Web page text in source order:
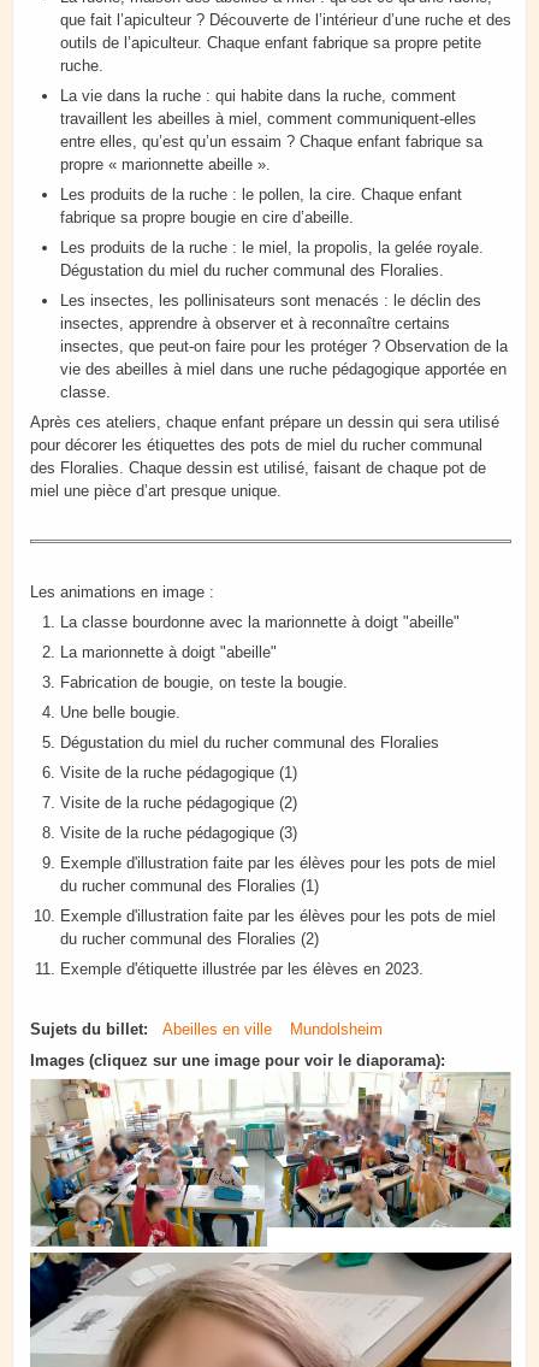
que fait l’apiculteur ? Découverte de l’intérieur d’une ruche et des
outils de l’apiculteur. Chaque enfant fabrique sa propre petite
ruche.
La vie dans la ruche : qui habite dans la ruche, comment
travaillent les abeilles à miel, comment communiquent-elles
entre elles, qu’est qu’un essaim ? Chaque enfant fabrique sa
propre « marionnette abeille ».
Les produits de la ruche : le pollen, la cire. Chaque enfant
fabrique sa propre bougie en cire d’abeille.
Les produits de la ruche : le miel, la propolis, la gelée royale.
Dégustation du miel du rucher communal des Floralies.
Les insectes, les pollinisateurs sont menacés : le déclin des
insectes, apprendre à observer et à reconnaître certains
insectes, que peut-on faire pour les protéger ? Observation de la
vie des abeilles à miel dans une ruche pédagogique apportée en
classe.
Après ces ateliers, chaque enfant prépare un dessin qui sera utilisé
pour décorer les étiquettes des pots de miel du rucher communal
des Floralies. Chaque dessin est utilisé, faisant de chaque pot de
miel une pièce d’art presque unique.
Les animations en image :
La classe bourdonne avec la marionnette à doigt "abeille"
La marionnette à doigt "abeille"
Fabrication de bougie, on teste la bougie.
Une belle bougie.
Dégustation du miel du rucher communal des Floralies
Visite de la ruche pédagogique (1)
Visite de la ruche pédagogique (2)
Visite de la ruche pédagogique (3)
Exemple d'illustration faite par les élèves pour les pots de miel
du rucher communal des Floralies (1)
Exemple d'illustration faite par les élèves pour les pots de miel
du rucher communal des Floralies (2)
Exemple d'étiquette illustrée par les élèves en 2023.
Sujets du billet: Abeilles en ville
Mundolsheim
Images (cliquez sur une image pour voir le diaporama):